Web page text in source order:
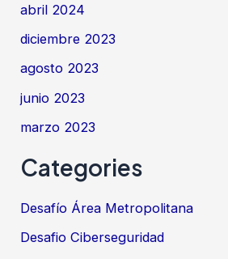
abril 2024
diciembre 2023
agosto 2023
junio 2023
marzo 2023
Categories
Desafío Área Metropolitana
Desafio Ciberseguridad